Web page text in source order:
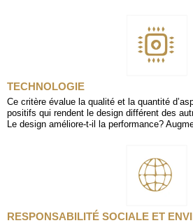
TECHNOLOGIE
Ce critère évalue la qualité et la quantité
positifs qui rendent le design différent des
Le design améliore-t-il la performance?
RESPONSABILITÉ SOCIALE ET